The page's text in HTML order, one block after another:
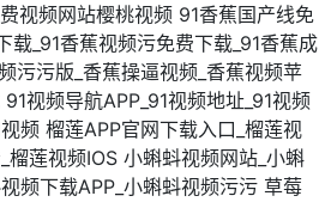
视频网站樱桃视频 91香蕉国产线免
载_91香蕉视频污免费下载_91香蕉成
污污版_香蕉操逼视频_香蕉视频苹
91视频导航APP_91视频地址_91视频
频 榴莲APP官网下载入口_榴莲视
榴莲视频IOS 小蝌蚪视频网站_小蝌
频下载APP_小蝌蚪视频污污 草莓